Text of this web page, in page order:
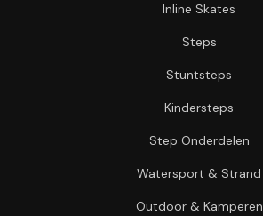
Inline Skates
Steps
Stuntsteps
Kindersteps
Step Onderdelen
Watersport & Strand
Outdoor & Kamperen